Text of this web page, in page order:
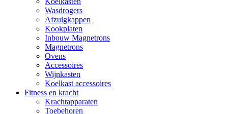
Wasdrogers
Afzuigkappen
Kookplaten
Inbouw Magnetrons
Magnetrons
Ovens
Accessoires
Wijnkasten
Koelkast accessoires
Fitness en kracht
Krachtapparaten
Toebehoren